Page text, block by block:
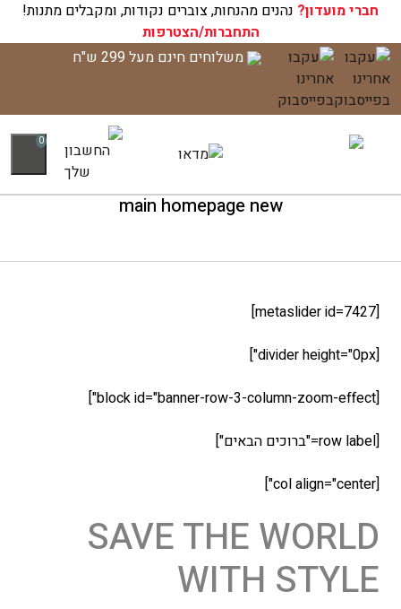
מהנחות, צוברים נקודות, ומקבלים מתנות!
התחברות/הצטרפות
משלוחים חינם מעל 299 ש"ח
עגלת הקניות שלך ריקה כעת!
main homepage new
SAVE THE
WITH